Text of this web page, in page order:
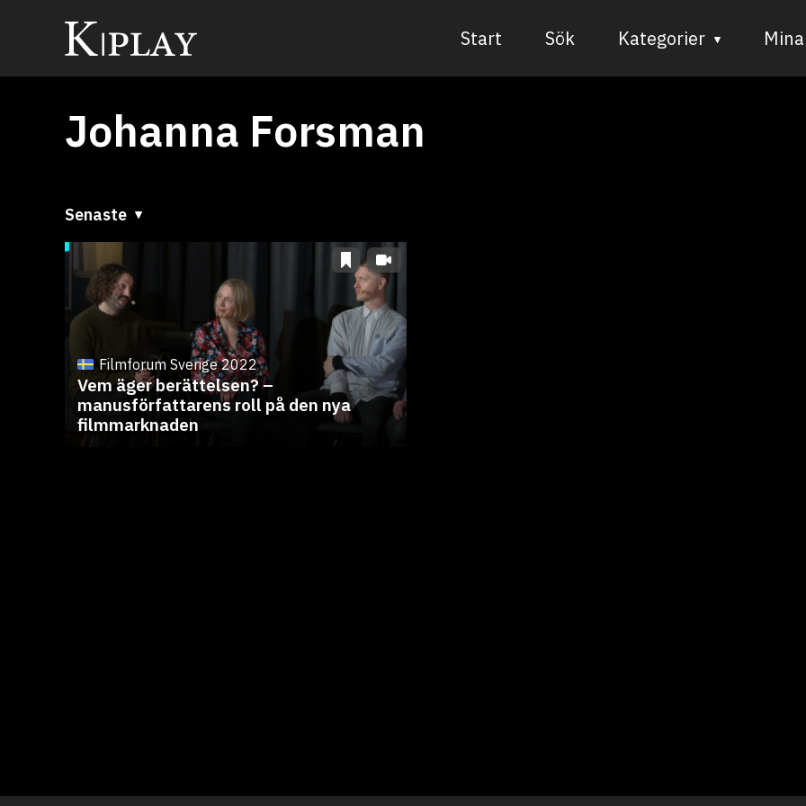
Start Sök Kategorier
Johanna Forsman
Senaste
Senaste
A till Ö
Ö till A
Filmforum Sverige 2022
Vem äger berättelsen? –
manusförfattarens roll på den nya
filmmarknaden